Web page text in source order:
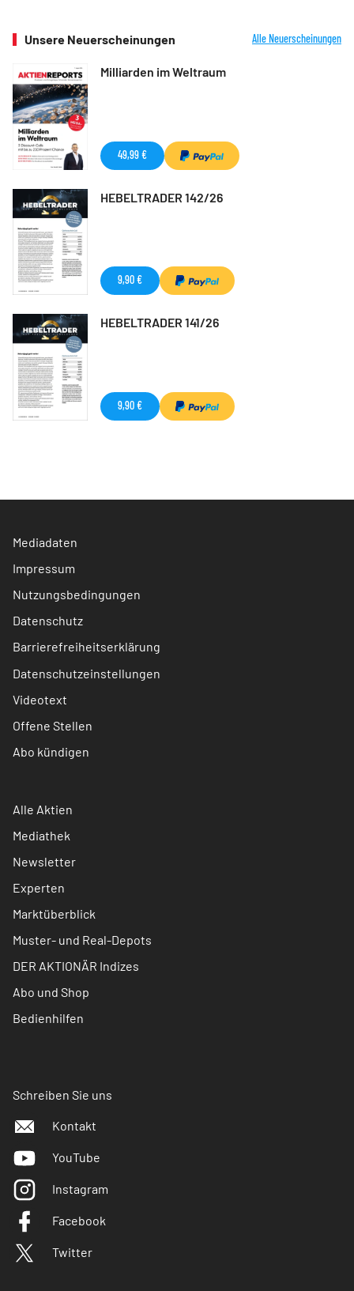
Unsere Neuerscheinungen Alle Neuerscheinungen
Milliarden im Weltraum
49,99 €
HEBELTRADER 142/26
9,90 €
HEBELTRADER 141/26
9,90 €
Mediadaten
Impressum
Nutzungsbedingungen
Datenschutz
Barrierefreiheitserklärung
Datenschutzeinstellungen
Videotext
Offene Stellen
Abo kündigen
Alle Aktien
Mediathek
Newsletter
Experten
Marktüberblick
Muster- und Real-Depots
DER AKTIONÄR Indizes
Abo und Shop
Bedienhilfen
Schreiben Sie uns
Kontakt
YouTube
Instagram
Facebook
Twitter